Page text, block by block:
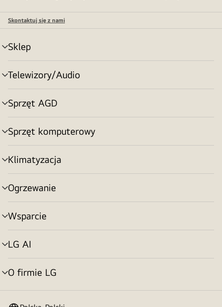
Skontaktuj się z nami
Sklep
Przełącznik
menu
Telewizory/Audio
Przełącznik
menu
Sprzęt AGD
Przełącznik
menu
Sprzęt komputerowy
Przełącznik
menu
Klimatyzacja
Przełącznik
menu
Ogrzewanie
Przełącznik
menu
Wsparcie
Przełącznik
menu
LG AI
Przełącznik
menu
O firmie LG
Przełącznik